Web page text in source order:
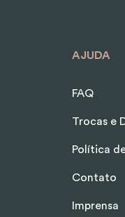
AJUDA
FAQ
Trocas e
Política
Contato
Imprensa